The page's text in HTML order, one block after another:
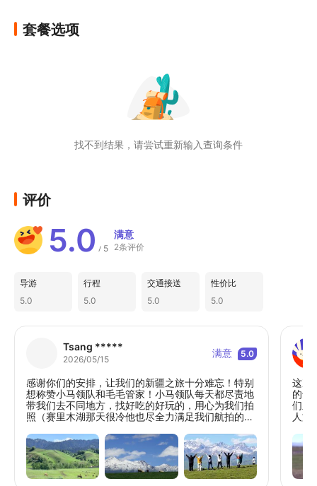
🏨 乌鲁木齐【亚朵系列4钻】｜品牌保障，舒
🏨 禾木【景观大窗木屋】｜童话村落，推窗
🏨 喀纳斯景区【景观大窗木屋】｜仙境核
🏨 克拉玛依【四钻】｜中途舒适休整
🏨 那拉提景区内高奢五钻酒店｜景区核心，
🏨 唐布拉景区内【指定桃里·孟克特隐世庄园
五钻高奢酒店】｜隐世高奢
钻】｜近商圈，返程省心
📸 一步一仙境，集齐北疆所有浪漫
👇 S21沙漠公路·克拉美丽沙山公园·日落缆车·
夕阳派对·蹦迪party
👇 最美阿禾公路（开放安排）｜乌希里克-通
巴森林-托勒海特大草原
👇 禾木桥·禾木晨雾·禾木古村｜治愈系童话村
落
👇 喀纳斯湖·漫步三湾｜神仙湾-月亮湾-卧龙湾
👇 自驾270°赛湖深度环湖｜西海草原-克勒涌
珠-灯塔-S湾
👇 徒步松树头（孤独的长椅）·赛里木湖日出
套餐选项
找不到结果，请尝试重新输入查询条件
评价
5.0 / 5
满意
2条评价
导游
5.0
行程
5.0
交通接送
5.0
性价比
5.0
Tsang *****
2026/05/15 满意 5.0
感谢你们的安排，让我们的新疆之旅十分难忘！特别
想称赞小马领队和毛毛管家！小马领队每天都尽责地
带我们去不同地方，找好吃的好玩的，用心为我们拍
照（赛里木湖那天很冷他也尽全力满足我们航拍的要
的领队了！ 管家毛毛也每天为我们清晰说明行程，我
有什么找她，她都会快速回应，非常有耐心，令我们
非常安心！ 整个旅程都很轻松不赶忙，也住得舒适！
新疆一定不只来一次，将来带父母来，也会再报这一
这次
的专
们欣
人文
程轻
诚、
敞，